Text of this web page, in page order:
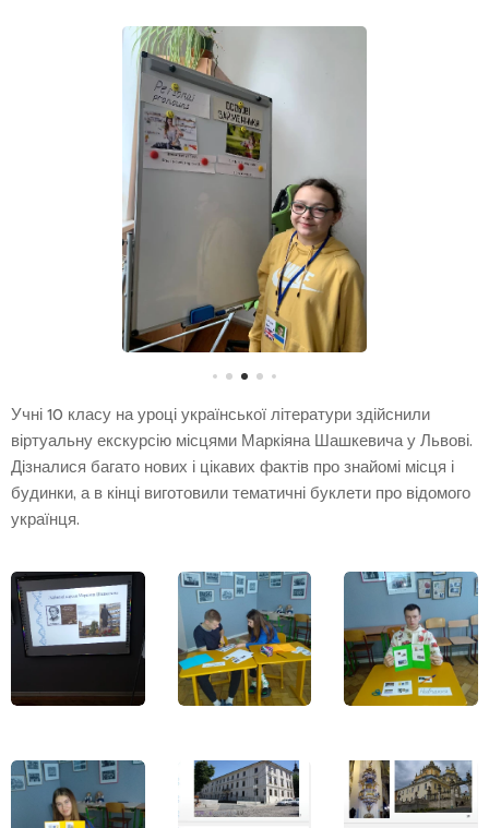
Учні 10 класу на уроці української літератури здійснили
віртуальну екскурсію місцями Маркіяна Шашкевича у Львові.
Дізналися багато нових і цікавих фактів про знайомі місця і
будинки, а в кінці виготовили тематичні буклети про відомого
українця.